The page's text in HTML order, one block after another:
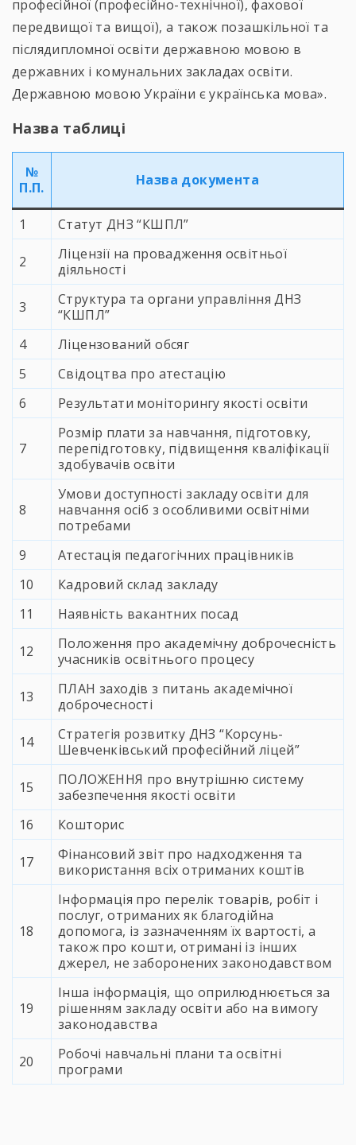
професійної (професійно-технічної), фахової
передвищої та вищої), а також позашкільної та
післядипломної освіти державною мовою в
державних і комунальних закладах освіти.
Державною мовою України є українська мова».
Назва таблиці
№
П.П.
Назва документа
1 Статут ДНЗ “КШПЛ”
2
Ліцензії на провадження освітньої
діяльності
3
Структура та органи управління ДНЗ
“КШПЛ”
4
Ліцензований обсяг
5
Свідоцтва про атестацію
6
Результати моніторингу якості освіти
7
Розмір плати за навчання, підготовку,
перепідготовку, підвищення кваліфікації
здобувачів освіти
8
Умови доступності закладу освіти для
навчання осіб з особливими освітніми
потребами
9
Атестація педагогічних працівників
10
Кадровий склад закладу
11
Наявність вакантних посад
12
Положення про академічну доброчесність
учасників освітнього процесу
13
ПЛАН заходів з питань академічної
доброчесності
14
Стратегія розвитку ДНЗ “Корсунь-
Шевченківський професійний ліцей”
15
ПОЛОЖЕННЯ про внутрішню систему
забезпечення якості освіти
16
Кошторис
17
Фінансовий звіт про надходження та
використання всіх отриманих коштів
18
Інформація про перелік товарів, робіт і
послуг, отриманих як благодійна
допомога, із зазначенням їх вартості, а
також про кошти, отримані із інших
джерел, не заборонених законодавством
19
Інша інформація, що оприлюднюється за
рішенням закладу освіти або на вимогу
законодавства
20
Робочі навчальні плани та освітні
програми